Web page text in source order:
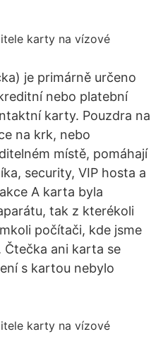
je primárně určeno
nebo platební
karty. Pouzdra na
na krk, nebo
místě, pomáhají
security, VIP hosta a
A karta byla
tak z kterékoli
počítači, kde jsme
Čtečka ani karta se
s kartou nebylo